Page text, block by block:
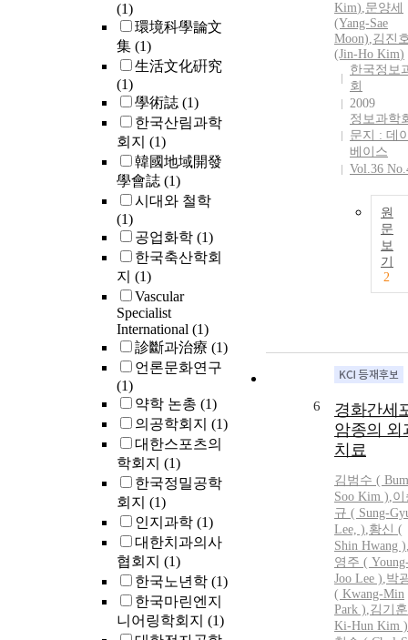
(1)
環境科學論文
集 (1)
生活文化硏究
(1)
學術誌 (1)
한국산림과학
회지 (1)
韓國地域開發
學會誌 (1)
시대와 철학
(1)
공업화학 (1)
한국축산학회
지 (1)
Vascular
Specialist
International (1)
診斷과治療 (1)
언론문화연구
(1)
약학 논총 (1)
의공학회지 (1)
대한스포츠의
학회지 (1)
한국정밀공학
회지 (1)
인지과학 (1)
대한치과의사
협회지 (1)
한국노년학 (1)
한국마린엔지
니어링학회지 (1)
Kim),문양세
(Yang-Sae
Moon),김진
(Jin-Ho Kim)
한국정보
회
2009
정보과학
문지 : 데
베이스
Vol.36
원
문
보
기
2
6
경화간세
암종의 외
치료
김범수 ( Bum
Soo Kim ),이
규 ( Sung-
Lee, ),황신 (
Shin Hwang )
영주 (
Joo Lee ),박
( Kwang-Min
Park ),김기
Ki-Hun Kim )